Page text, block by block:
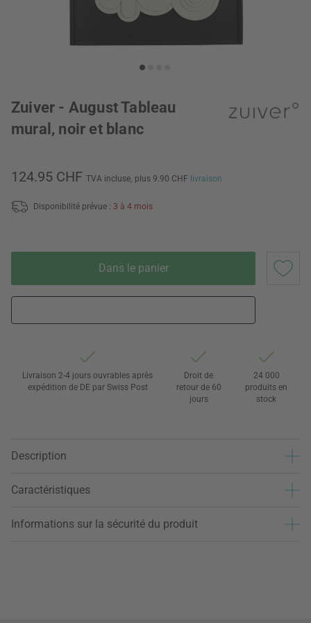
Zuiver - August Tableau
mural, noir et blanc
124.95 CHF TVA incluse, plus 9.90 CHF livraison
Disponibilité prévue : 3 à 4 mois
Dans le panier
Livraison 2-4 jours ouvrables après
expédition de DE par Swiss Post
Droit de
retour de 60
jours
24 000
produits en
stock
Description
Caractéristiques
Informations sur la sécurité du produit